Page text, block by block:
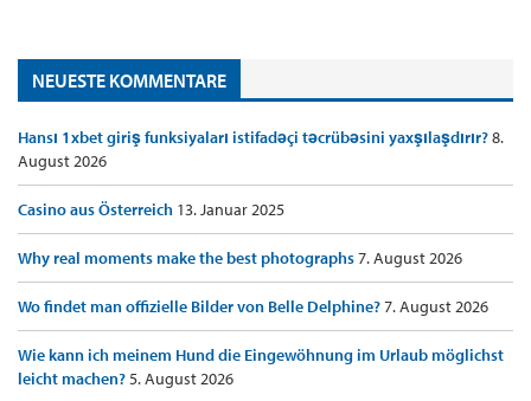
NEUESTE KOMMENTARE
Hansı 1xbet giriş funksiyaları istifadəçi təcrübəsini yaxşılaşdırır?8.
August 2026
Casino aus Österreich 13. Januar 2025
Why real moments make the best photographs7. August 2026
Wo findet man offizielle Bilder von Belle Delphine?7. August 2026
Wie kann ich meinem Hund die Eingewöhnung im Urlaub möglichst
leicht machen?5. August 2026